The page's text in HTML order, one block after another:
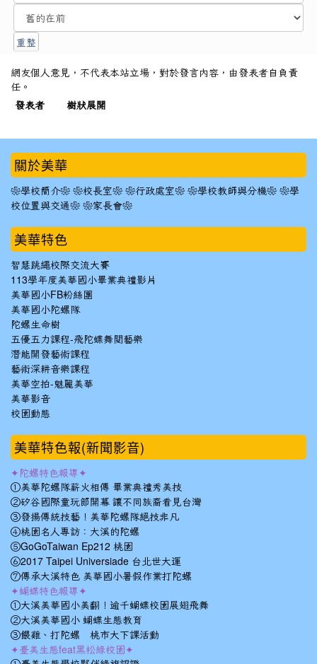
網友個人意見，不代表本站立場，對於發言內容，由發表者自負責
任。
發表者
樹狀展開
::: 關於美華
❀學校簡介❀ ❀校長室❀ ❀行政處室❀ ❀學校教師與分機❀ ❀學
校位置與交通❀ ❀家長會❀
美華特色
智慧跳繩校際交流大賽
113學年度美華國小畢業典禮影片
美華國小FB粉絲團
美華國小陀螺隊
陀螺生命樹
五優五力課程-飛陀蝶舞閱藝樂
潛能開發藝術課程
藝術深耕音樂課程
美華空拍-魅麗美華
美華影音
校園動態
美華特色報(新聞影音)
✦陀螺特色報導✦
①美華陀螺隊薪火相傳 畢業典禮秀美技
②矽谷國際童玩節開幕 讓不同族裔看見台灣
③發揚傳統技藝！美華陀螺隊絕技非凡
④桃園名人專訪：大溪的陀螺
⑤GoGoTaiwan Ep212 桃園
⑥2017 Taipei Universiade 台北世大運
⑦傳承大溪特色 美華國小暑假作業打陀螺
✦蝴蝶特色報導✦
①大溪美華國小美翻！逾千蝴蝶校園展翅飛舞
②大溪美華國小 蝴蝶生態教育
③餵雞、打陀螺 桃市大下課活動
✦臺美生態feat黑松綠校園✦